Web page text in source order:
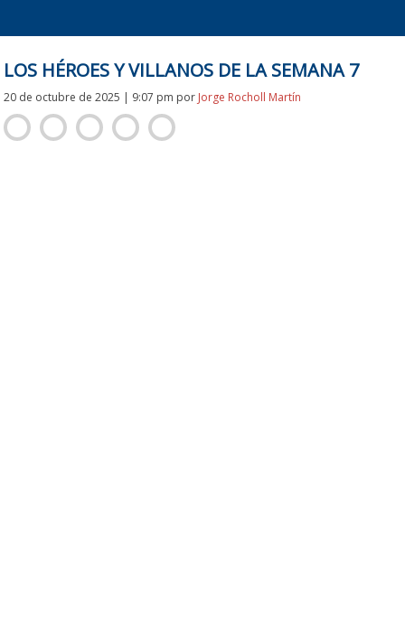
LOS HÉROES Y VILLANOS DE LA SEMANA 7
20 de octubre de 2025 | 9:07 pm por Jorge Rocholl Martín